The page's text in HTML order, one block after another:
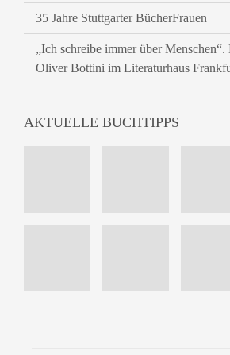
35 Jahre Stuttgarter BücherFrauen
„Ich schreibe immer über
Oliver Bottini im Literaturhaus
AKTUELLE BUCHTIPPS